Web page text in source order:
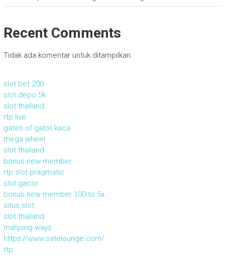
Recent Comments
Tidak ada komentar untuk ditampilkan.
slot bet 200
slot depo 5k
slot thailand
rtp live
gates of gatot kaca
mega wheel
slot thailand
bonus new member
rtp slot pragmatic
slot gacor
bonus new member 100 to 5x
situs slot
slot thailand
mahjong ways
https://www.satelounge.com/
rtp